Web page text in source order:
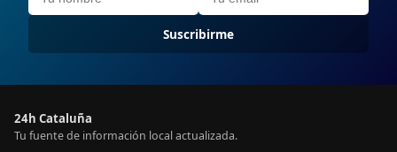
Suscribirme
24h Cataluña
Tu fuente de información local actualizada.